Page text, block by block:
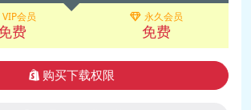
星座四项（上）：春夏秋冬，五
记住十二星座_(new).mp4
的性格_(new).mp4
VIP会员
费
永久会员
免费
购买下载权限